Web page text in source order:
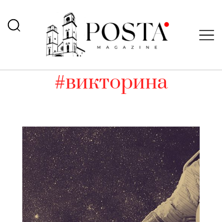
#викторина